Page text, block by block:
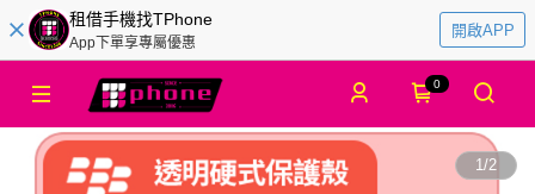
租借手機找TPhone
App下單享專屬優惠
開啟APP
0
1/2